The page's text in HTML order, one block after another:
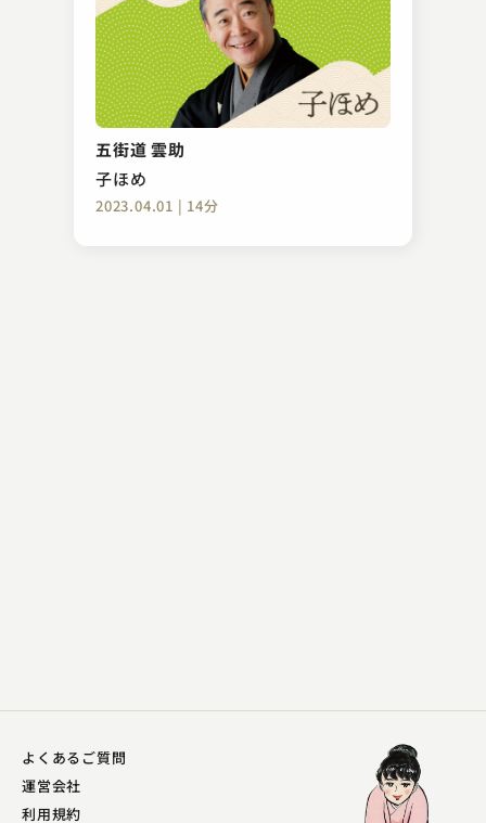
五街道 雲助
子ほめ
2023.04.01 | 14分
柳家 海舟
祇園会
2023.12.23 | 8分
よくあるご質問
運営会社
利用規約